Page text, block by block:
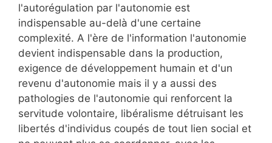
l'autorégulation par l'autonomie est
indispensable au-delà d'une certaine
complexité. A l'ère de l'information l'autonomie
devient indispensable dans la production,
exigence de développement humain et d'un
revenu d'autonomie mais il y a aussi des
pathologies de l'autonomie qui renforcent la
servitude volontaire, libéralisme détruisant les
libertés d'individus coupés de tout lien social et